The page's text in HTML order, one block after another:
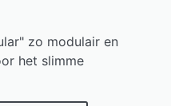
zo modulair en
het slimme